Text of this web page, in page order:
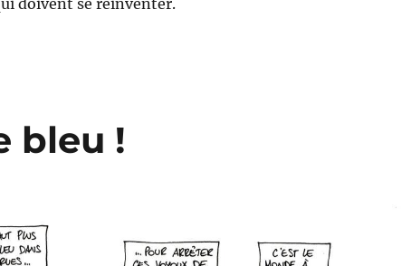
doivent se réinventer.
bleu !